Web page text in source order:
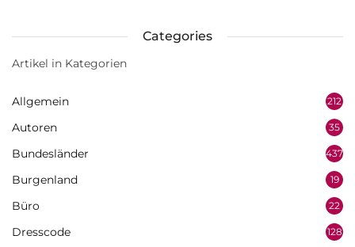
Categories
Artikel in Kategorien
Allgemein 212
Autoren 35
Bundesländer 437
Burgenland 19
Büro 22
Dresscode 128